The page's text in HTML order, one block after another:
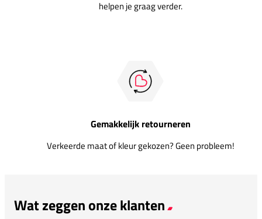
helpen je graag verder.
Gemakkelijk retourneren
Verkeerde maat of kleur gekozen? Geen probleem!
Wat zeggen onze klanten